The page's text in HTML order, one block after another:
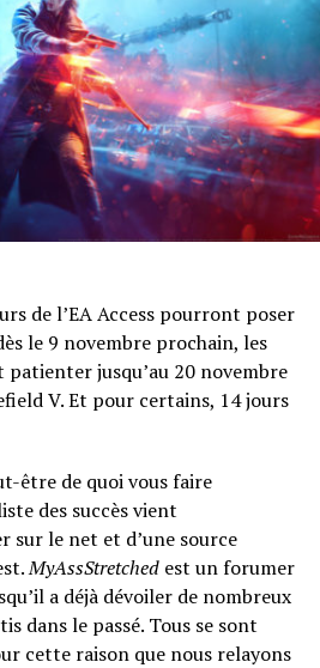
de l’EA Access pourront poser
le 9 novembre prochain, les
jusqu’au 20 novembre
V. Et pour certains, 14 jours
être de quoi vous faire
des succès vient
sur le net et d’une source
MyAssStretched est un forumer
a déjà dévoiler de nombreux
dans le passé. Tous se sont
cette raison que nous relayons